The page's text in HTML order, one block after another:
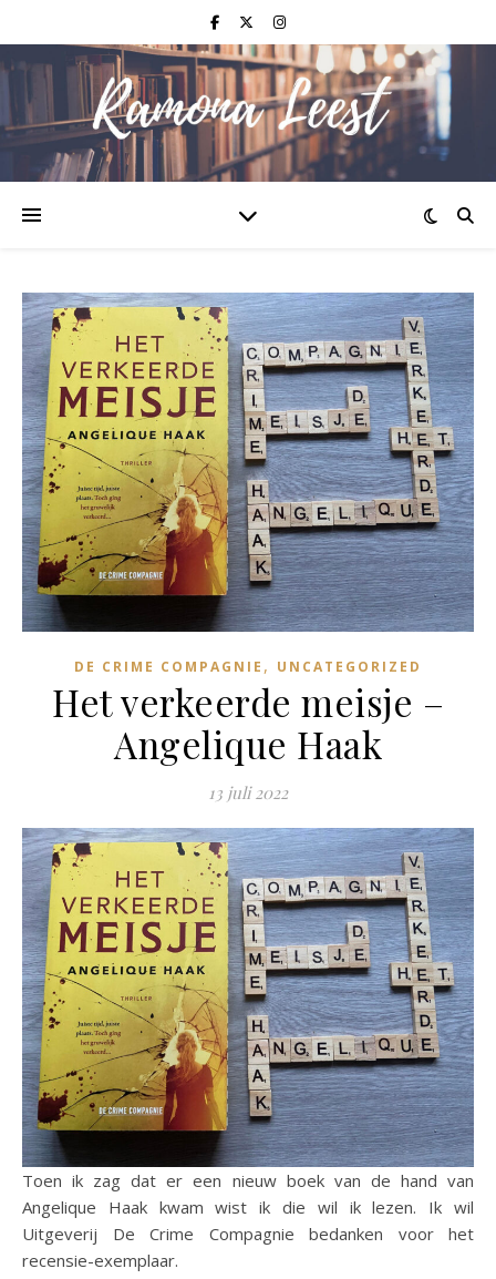
DE CRIME COMPAGNIE , UNCATEGORIZED
Het verkeerde meisje –
Angelique Haak
13 juli 2022
Toen ik zag dat er een nieuw boek van de hand van
Angelique Haak kwam wist ik die wil ik lezen. Ik wil
Uitgeverij De Crime Compagnie bedanken voor het
recensie-exemplaar.